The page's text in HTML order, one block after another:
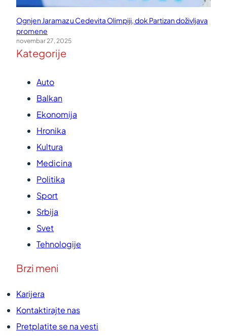
Ognjen Jaramaz u Cedevita Olimpiji, dok Partizan doživljava
promene
novembar 27, 2025
Kategorije
Auto
Balkan
Ekonomija
Hronika
Kultura
Medicina
Politika
Sport
Srbija
Svet
Tehnologije
Brzi meni
Karijera
Kontaktirajte nas
Pretplatite se na vesti